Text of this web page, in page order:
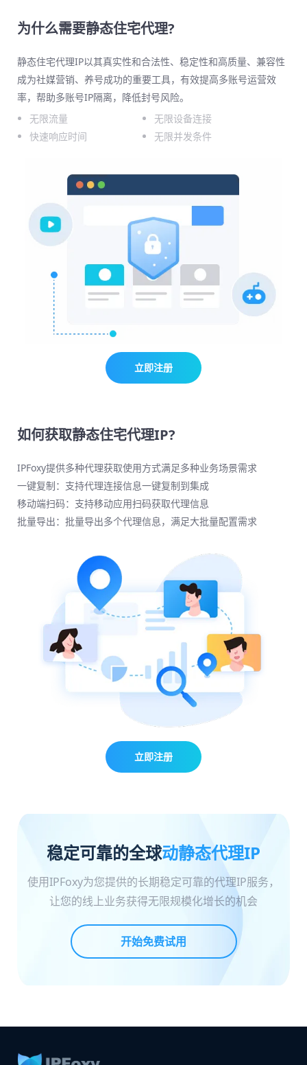
为什么需要静态住宅代理?
静态住宅代理IP以其真实性和合法性、稳定性和高质量、兼容性
成为社媒营销、养号成功的重要工具，有效提高多账号运营效
率，帮助多账号IP隔离，降低封号风险。
无限流量
无限设备连接
快速响应时间
无限并发条件
立即注册
如何获取静态住宅代理IP?
IPFoxy提供多种代理获取使用方式满足多种业务场景需求
一键复制：支持代理连接信息一键复制到集成
移动端扫码：支持移动应用扫码获取代理信息
批量导出：批量导出多个代理信息，满足大批量配置需求
立即注册
稳定可靠的全球动静态代理IP
使用IPFoxy为您提供的长期稳定可靠的代理IP服务，
让您的线上业务获得无限规模化增长的机会
开始免费试用